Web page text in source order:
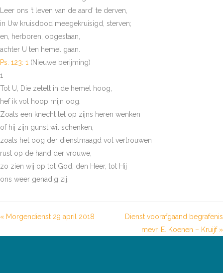
Leer ons ’t leven van de aard’ te derven,
in Uw kruisdood meegekruisigd, sterven;
en, herboren, opgestaan,
achter U ten hemel gaan.
Ps. 123: 1 (Nieuwe berijming)
1
Tot U, Die zetelt in de hemel hoog,
hef ik vol hoop mijn oog.
Zoals een knecht let op zijns heren wenken
of hij zijn gunst wil schenken,
zoals het oog der dienstmaagd vol vertrouwen
rust op de hand der vrouwe,
zo zien wij op tot God, den Heer, tot Hij
ons weer genadig zij.
« Morgendienst 29 april 2018
Dienst voorafgaand begrafenis
mevr. E. Koenen – Kruijf »